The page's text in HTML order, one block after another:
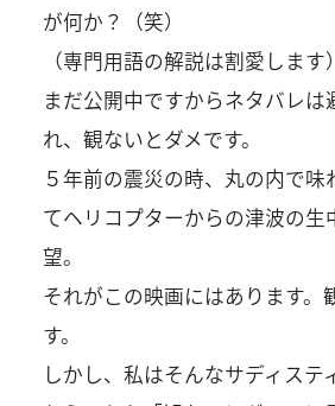
が何か？（笑）
（専門用語の解説は割愛します）
まだ公開中ですからネタバレは
れ、観ないとダメです。
５年前の震災の時、丸の内で味
てヘリコプターからの津波の生
望。
それがこの映画にはあります。
す。
しかし、私はそんなサディステ